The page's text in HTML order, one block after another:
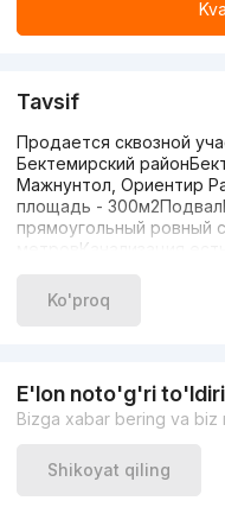
Tavsif
Продается сквозной
Бектемирский
Мажнунтол, Ориентир
площадь -
прямоугольный ровный
метровКанализация
Ko'proq
E'lon noto'g'ri
Bizga xabar bering va biz
Shikoyat qiling